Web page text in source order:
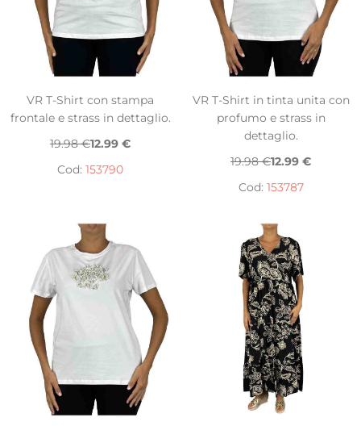
VR T-Shirt con stampa
frontale e strass in dettaglio.
19.98 €12.99 €
Cod: 153790
VR T-Shirt in tinta unita con
profumo e strass in
dettaglio.
19.98 €12.99 €
Cod: 153787